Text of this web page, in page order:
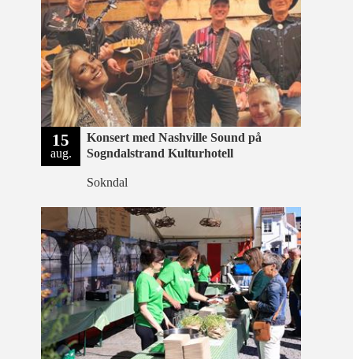
15
aug.
Konsert med Nashville Sound på
Sogndalstrand Kulturhotell
Sokndal